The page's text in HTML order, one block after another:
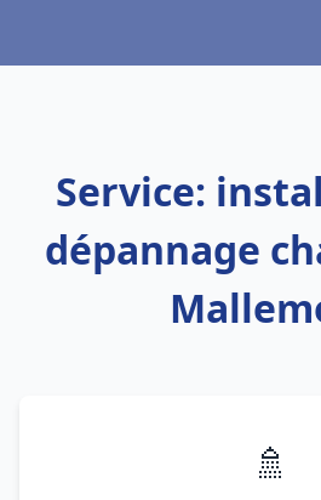
Service:
dépannage
🚿